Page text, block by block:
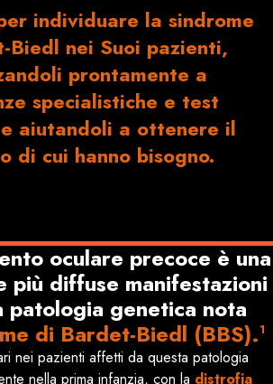
individuare la sindrome
Biedl nei Suoi pazienti,
prontamente a
specialistiche e test
aiutandoli a ottenere il
di cui hanno bisogno.
oculare precoce è una
più diffuse manifestazioni
patologia genetica nota
di Bardet-Biedl (BBS).1
nei pazienti affetti da questa patologia
nella prima infanzia, con la distrofia